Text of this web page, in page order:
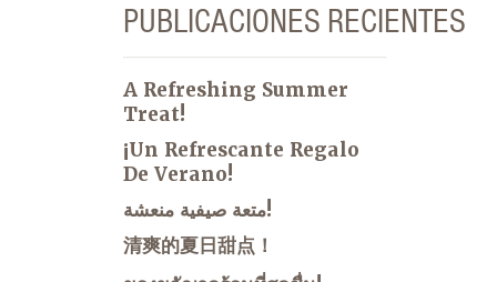
PUBLICACIONES RECIENTES
A Refreshing Summer
Treat!
¡Un Refrescante Regalo
De Verano!
متعة صيفية منعشة!
清爽的夏日甜点！